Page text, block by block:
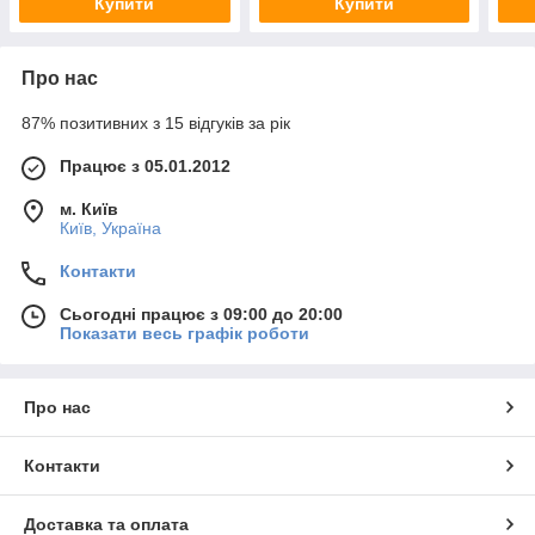
Купити Купити
Про нас
87% позитивних з 15 відгуків за рік
Працює з 05.01.2012
м. Київ
Київ, Україна
Контакти
Сьогодні працює з 09:00 до 20:00
Показати весь графік роботи
Про нас
Контакти
Доставка та оплата